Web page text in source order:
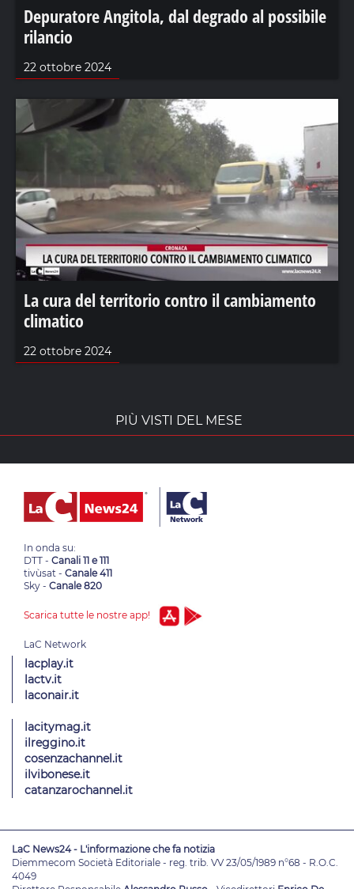
Depuratore Angitola, dal degrado al possibile
rilancio
22 ottobre 2024
La cura del territorio contro il cambiamento
climatico
22 ottobre 2024
PIÙ VISTI DEL MESE
In onda su:
DTT - Canali 11 e 111
tivùsat - Canale 411
Sky - Canale 820
Scarica tutte le nostre app!
lacplay.it
lactv.it
laconair.it
lacitymag.it
ilreggino.it
cosenzachannel.it
ilvibonese.it
catanzarochannel.it
LaC News24 - L'informazione che fa notizia
Diemmecom Società Editoriale - reg. trib. VV 23/05/1989 n°68 - R.O.C.
4049